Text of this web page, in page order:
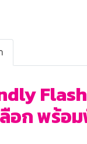
ลือก พร้อ